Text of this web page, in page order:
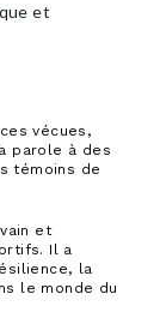
et
vécues,
parole à des
témoins de
et
Il a
la
le monde du